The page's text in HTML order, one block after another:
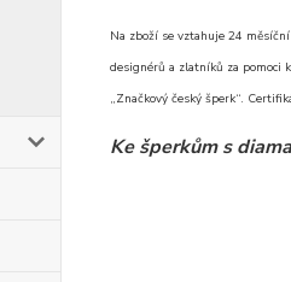
Na zboží se vztahuje 24
designérů a zlatníků za pomoci
„Značkový český šperk“.
Ke šperkům s